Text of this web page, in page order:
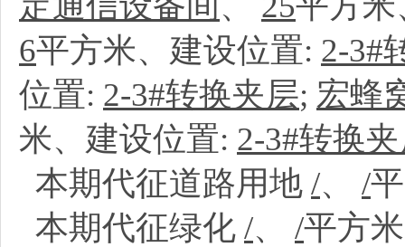
6平方米、建设位置: 2-3#
位置: 2-3#转换夹层; 宏蜂
米、建设位置: 2-3#转换
本期代征道路用地 /、 /
本期代征绿化 /、 /平方